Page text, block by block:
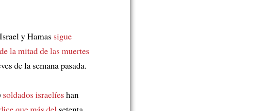
Israel y Hamas sigue
la mitad de las muertes
de la semana pasada.
soldados israelíeshan